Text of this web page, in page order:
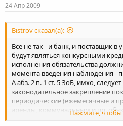
24 Апр 2009
Bistrov сказал(а):
Все не так - и банк, и поставщик в
будут являться конкурсными
исполнения обязательства
момента введения наблюдения - п.
А абз. 2 п. 1 ст. 5 ЗоБ, имхо,
законодательное закрепление
периодические (ежемесячные и
аренды, коммунальным и пр.
(оплата воды, света...) являются
Нажмите, чтобы